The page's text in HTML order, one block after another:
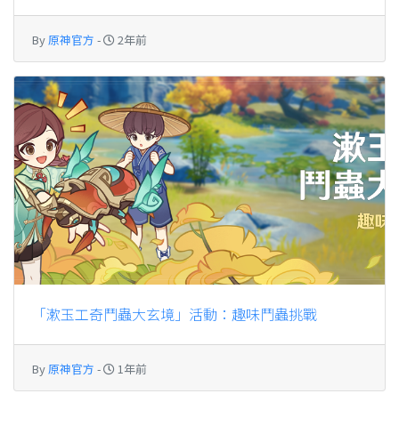
By 原神官方 - 2年前
「漱玉工奇鬥蟲大玄境」活動：趣味鬥蟲挑戰
By 原神官方 - 1年前